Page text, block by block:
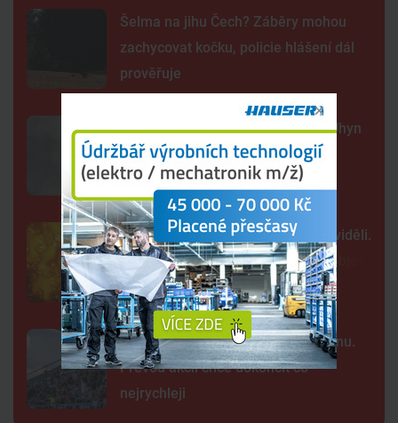
Šelma na jihu Čech? Záběry mohou
zachycovat kočku, policie hlášení dál
prověřuje
Sto mrtvých ryb v centru Budějc. Úhyn
mohl způsobit déšť a nedostatek
kyslíku
Tak detailně jsme Slunce ještě neviděli.
Nové snímky přinesly průlomový objev
Kraj nabízí za Dynamo 32,55 milionu.
Převod akcií chce dokončit co
nejrychleji